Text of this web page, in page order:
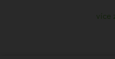
více